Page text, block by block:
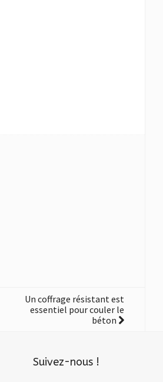
Un coffrage résistant est
essentiel pour couler le
béton
Suivez-nous !